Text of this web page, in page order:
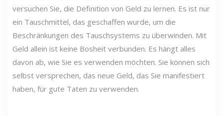
versuchen Sie, die Definition von Geld zu lernen. Es ist nur
ein Tauschmittel, das geschaffen wurde, um die
Beschränkungen des Tauschsystems zu überwinden. Mit
Geld allein ist keine Bosheit verbunden. Es hängt alles
davon ab, wie Sie es verwenden möchten. Sie können sich
selbst versprechen, das neue Geld, das Sie manifestiert
haben, für gute Taten zu verwenden.